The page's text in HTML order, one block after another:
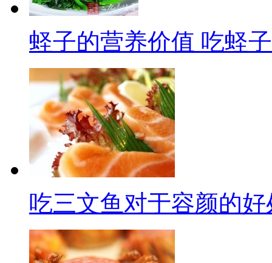
蛏子的营养价值 吃蛏
吃三文鱼对于容颜的好